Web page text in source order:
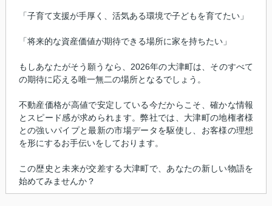
「子育て支援が手厚く、活気ある環境で子どもを育てたい」
「将来的な資産価値が期待できる場所に家を持ちたい」
もしあなたがそう願うなら、2026年の大津町は、そのすべて
の期待に応える唯一無二の場所となるでしょう。
不動産価格が高値で安定している今だからこそ、確かな情報
とスピード感が求められます。弊社では、大津町の地権者様
との強いパイプと最新の市場データを駆使し、お客様の理想
を形にするお手伝いをしております。
この歴史と未来が交差する大津町で、あなたの新しい物語を
始めてみませんか？